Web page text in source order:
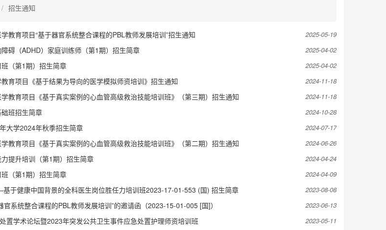
/ 招生通知
教育项目“基于器官系统整合课程的PBL教师发展培训”招生通知 2025-05-19
碍（ADHD）家庭训练师（第1期）招生简章 2025-04-02
（第1期）招生简章 2025-04-02
育项目《基于结果为导向的医学模拟师资培训》招生通知 2024-11-18
教育项目《基于真实案例的心血管高级救治技能培训班》（第三期）招生通知 2024-11-18
班招生简章 2024-10-28
大学2024年秋季招生简章 2024-07-17
教育项目《基于真实案例的心血管高级救治技能培训班》（第二期）招生通知 2024-06-26
提升培训（第1期）招生简章 2024-04-24
（第1期）招生简章 2024-04-09
于健康中国背景的全科医生岗位胜任力培训班2023-17-01-553 (国) 招生简章 2023-08-08
官系统整合课程的PBL教师发展培训”的邀请函（2023-15-01-005 [国]） 2023-06-13
置学术论坛暨2023年突发公共卫生事件应急处置护理师资培训班 2023-05-11